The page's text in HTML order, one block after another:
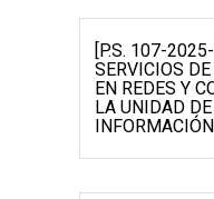
[P.S. 107-
SERVICIOS
EN REDES Y
LA UNIDAD
INFORMACIÓN